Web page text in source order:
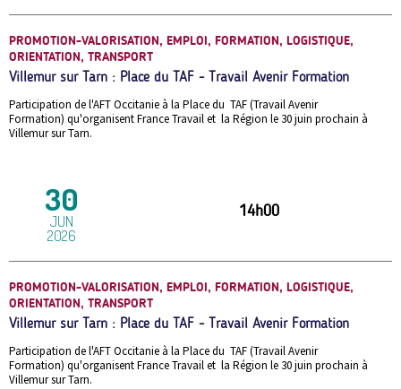
PROMOTION-VALORISATION, EMPLOI, FORMATION, LOGISTIQUE,
ORIENTATION, TRANSPORT
Villemur sur Tarn : Place du TAF - Travail Avenir Formation
Participation de l'AFT Occitanie à la Place du TAF (Travail Avenir
Formation) qu'organisent France Travail et la Région le 30 juin prochain à
Villemur sur Tarn.
30
JUN
2026
14h00
PROMOTION-VALORISATION, EMPLOI, FORMATION, LOGISTIQUE,
ORIENTATION, TRANSPORT
Villemur sur Tarn : Place du TAF - Travail Avenir Formation
Participation de l'AFT Occitanie à la Place du TAF (Travail Avenir
Formation) qu'organisent France Travail et la Région le 30 juin prochain à
Villemur sur Tarn.